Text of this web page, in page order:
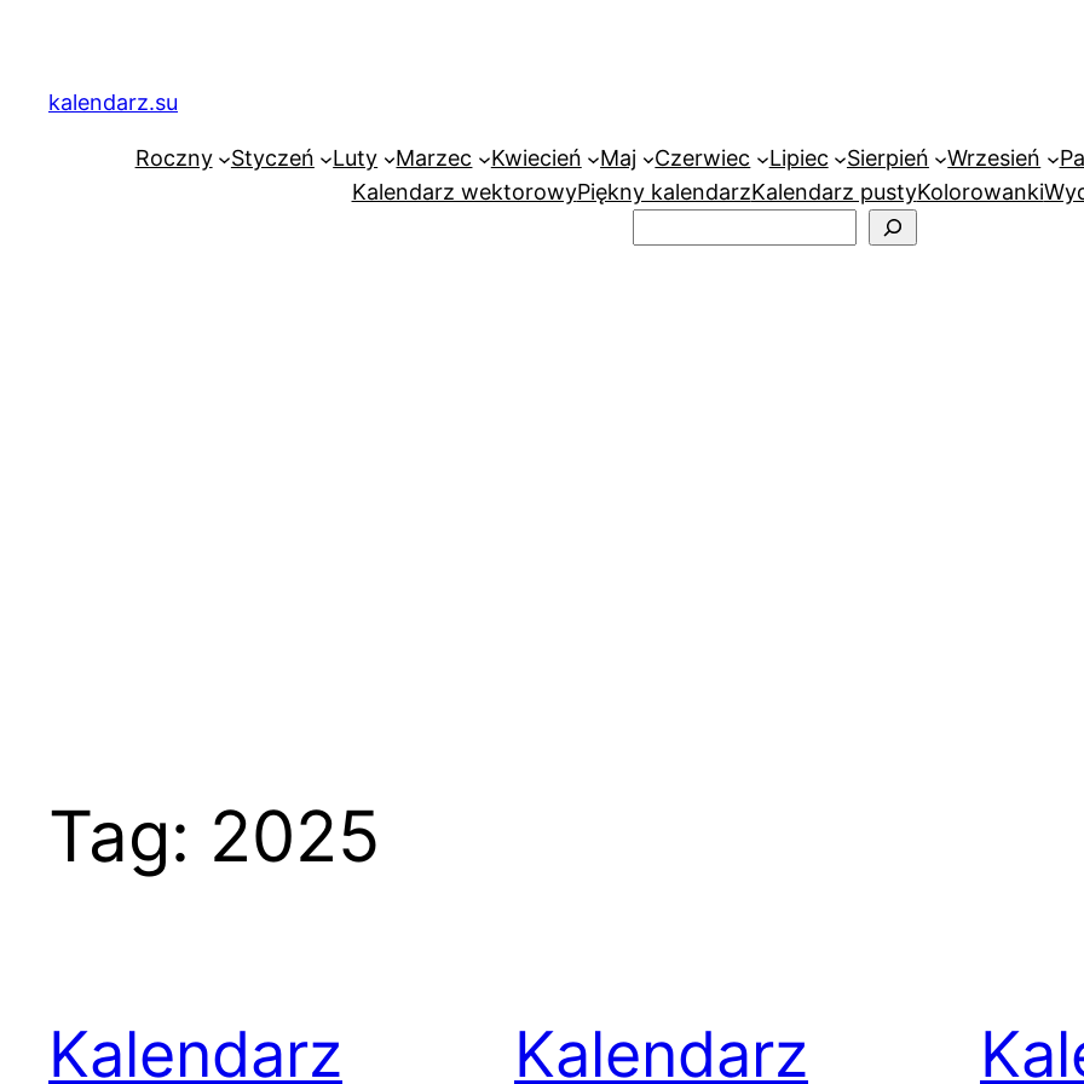
treścikalendarz.su
Roczny Styczeń Luty Marzec Kwiecień Maj Czerwiec Lipiec Sierpień Wrzesień
Kalendarz wektorowyPiękny kalendarzKalendarz pustyKolorowanki
Tag: 2025
Kalendarz
Kalendarz